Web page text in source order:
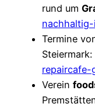
rund um
Termine
Steiermark:
repaircafe-
Verein